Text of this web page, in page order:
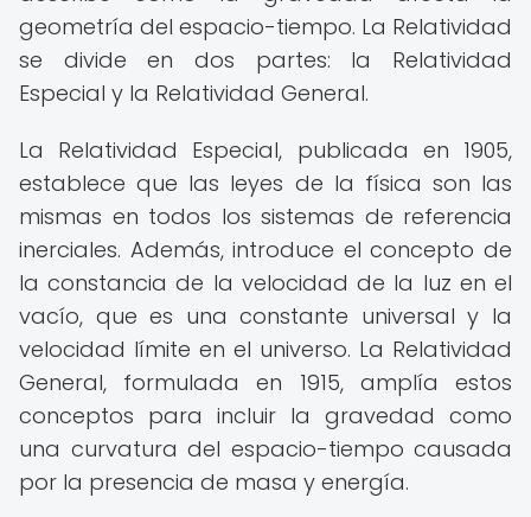
geometría del espacio-tiempo. La Relatividad
se divide en dos partes: la Relatividad
Especial y la Relatividad General.
La Relatividad Especial, publicada en 1905,
establece que las leyes de la física son las
mismas en todos los sistemas de referencia
inerciales. Además, introduce el concepto de
la constancia de la velocidad de la luz en el
vacío, que es una constante universal y la
velocidad límite en el universo. La Relatividad
General, formulada en 1915, amplía estos
conceptos para incluir la gravedad como
una curvatura del espacio-tiempo causada
por la presencia de masa y energía.